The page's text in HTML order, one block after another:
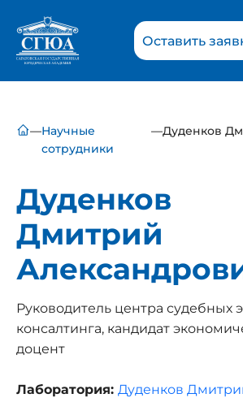
Оставить
—Научные
сотрудники
—
Дуденков
Дмитрий
Руководитель центра судебных
консалтинга, кандидат
доцент
Лаборатория: Дуденков